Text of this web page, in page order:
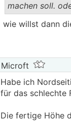
machen soll.
wie willst dann
Microft
Habe ich
für das schlechte
Die fertige Höhe